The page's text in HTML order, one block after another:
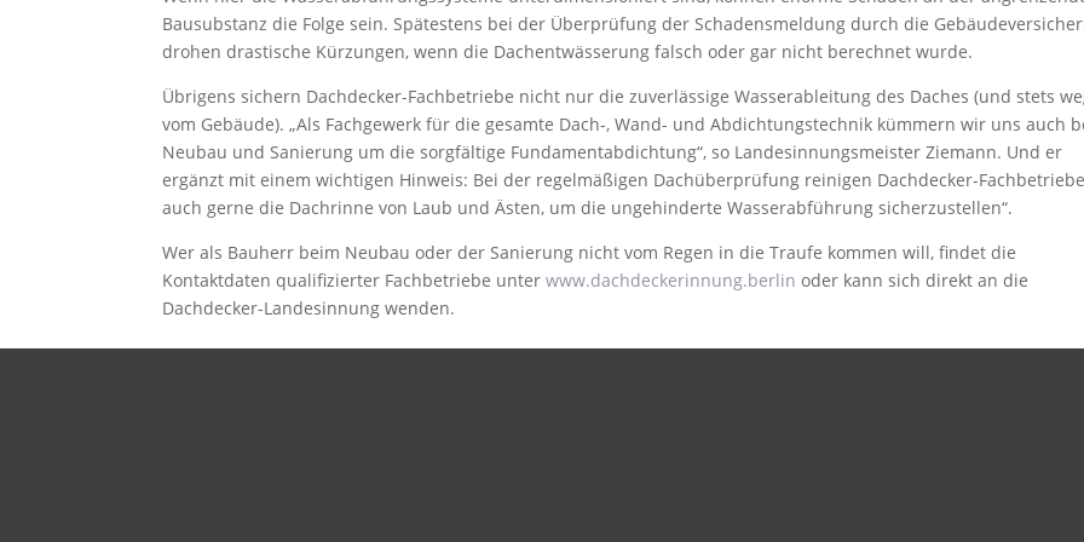
Bausubstanz die Folge sein. Spätestens bei der Überprüfung der Schadensmeldung durch die
drohen drastische Kürzungen, wenn die Dachentwässerung falsch oder gar nicht berechnet wurde.
Übrigens sichern Dachdecker-Fachbetriebe nicht nur die zuverlässige Wasserableitung des Daches (und stets
vom Gebäude). „Als Fachgewerk für die gesamte Dach-, Wand- und Abdichtungstechnik kümmern wir uns auch
Neubau und Sanierung um die sorgfältige Fundamentabdichtung“, so Landesinnungsmeister Ziemann. Und er
ergänzt mit einem wichtigen Hinweis: Bei der regelmäßigen Dachüberprüfung reinigen Dachdecker-Fachbetriebe
auch gerne die Dachrinne von Laub und Ästen, um die ungehinderte Wasserabführung sicherzustellen“.
Wer als Bauherr beim Neubau oder der Sanierung nicht vom Regen in die Traufe kommen will, findet die
Kontaktdaten qualifizierter Fachbetriebe unterwww.dachdeckerinnung.berlin oder kann sich direkt an die
Dachdecker-Landesinnung wenden.